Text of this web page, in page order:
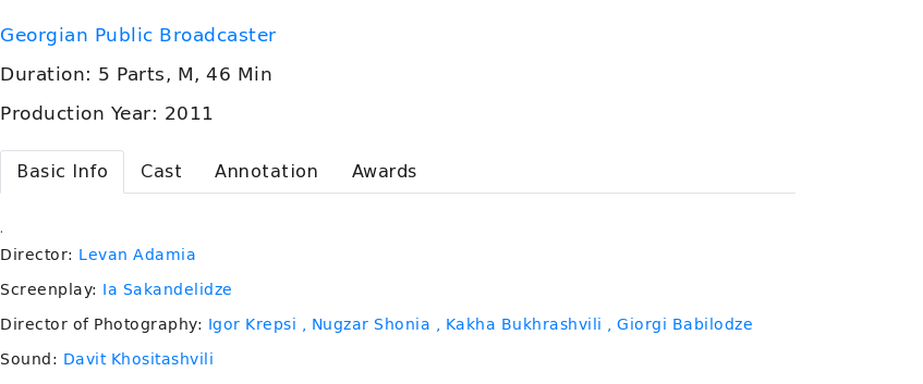
Georgian Public Broadcaster
Duration: 5 Parts, M, 46 Min
Production Year: 2011
Basic Info Cast Annotation Awards
.
Director: Levan Adamia
Screenplay: Ia Sakandelidze
Director of Photography: Igor Krepsi , Nugzar Shonia , Kakha Bukhrashvili
, Giorgi Babilodze
Sound: Davit Khositashvili